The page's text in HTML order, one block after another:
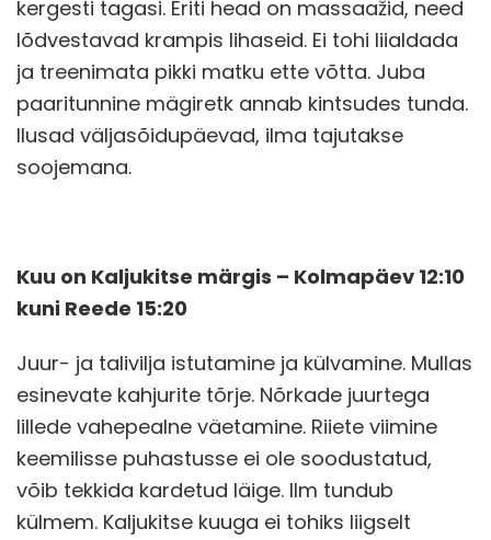
kergesti tagasi. Eriti head on massaažid, need
lõdvestavad krampis lihaseid. Ei tohi liialdada
ja treenimata pikki matku ette võtta. Juba
paaritunnine mägiretk annab kintsudes tunda.
Ilusad väljasõidupäevad, ilma tajutakse
soojemana.
Kuu on Kaljukitse märgis – Kolmapäev 12:10
kuni Reede 15:20
Juur- ja talivilja istutamine ja külvamine. Mullas
esinevate kahjurite tõrje. Nõrkade juurtega
lillede vahepealne väetamine. Riiete viimine
keemilisse puhastusse ei ole soodustatud,
võib tekkida kardetud läige. Ilm tundub
külmem. Kaljukitse kuuga ei tohiks liigselt